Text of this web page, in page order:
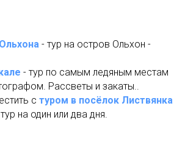
- тур на остров Ольхон -
- тур по самым ледяным местам
Рассветы и закаты..
с туром в посёлок Листвянка
на один или два дня.